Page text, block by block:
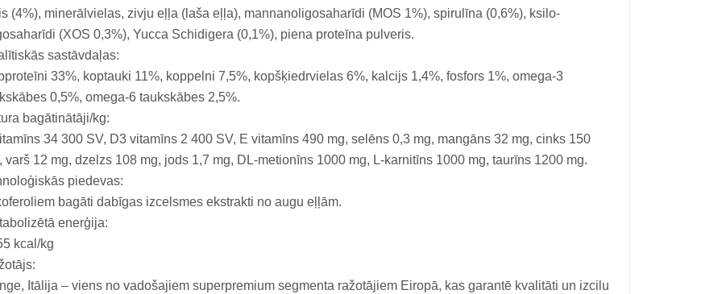
(4%), minerālvielas, zivju eļļa (laša eļļa), mannanoligosaharīdi (MOS 1%), spirulīna (0,6%), ksilo-
(XOS 0,3%), Yucca Schidigera (0,1%), piena proteīna pulveris.
sastāvdaļas:
33%, koptauki 11%, koppelni 7,5%, kopšķiedrvielas 6%, kalcijs 1,4%, fosfors 1%, omega-3
0,5%, omega-6 taukskābes 2,5%.
bagātinātāji/kg:
34 300 SV, D3 vitamīns 2 400 SV, E vitamīns 490 mg, selēns 0,3 mg, mangāns 32 mg, cinks 150
varš 12 mg, dzelzs 108 mg, jods 1,7 mg, DL-metionīns 1000 mg, L-karnitīns 1000 mg, taurīns 1200 mg.
piedevas:
bagāti dabīgas izcelsmes ekstrakti no augu eļļām.
enerģija:
kcal/kg
Itālija – viens no vadošajiem superpremium segmenta ražotājiem Eiropā, kas garantē kvalitāti un izcilu